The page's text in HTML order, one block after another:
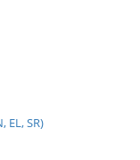
EL, SR)